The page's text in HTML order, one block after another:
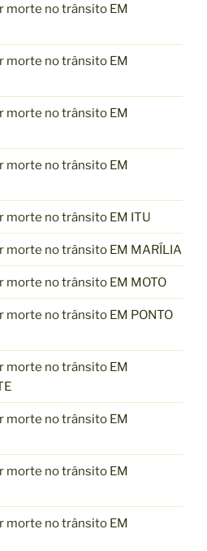
morte no trânsito EM
morte no trânsito EM
morte no trânsito EM
morte no trânsito EM
morte no trânsito EM ITU
morte no trânsito EM MARÍLIA
morte no trânsito EM MOTO
morte no trânsito EM PONTO
morte no trânsito EM
morte no trânsito EM
morte no trânsito EM
morte no trânsito EM